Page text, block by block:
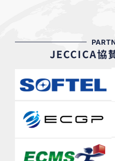
JECCICA協